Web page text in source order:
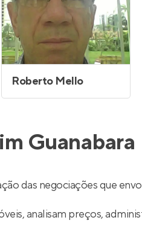
Roberto Mello
Guanabara
das negociações que
analisam preços,